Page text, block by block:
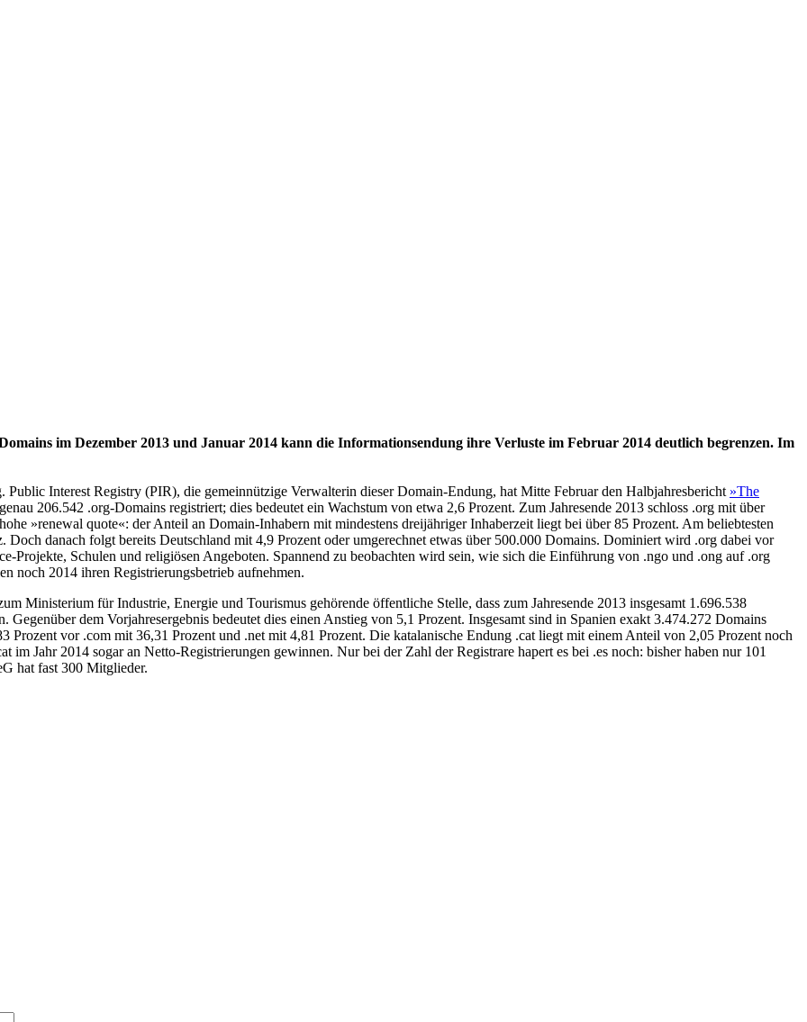
im Dezember 2013 und Januar 2014 kann die Informationsendung ihre Verluste im Februar 2014 deutlich begrenzen. Im
Public Interest Registry (PIR), die gemeinnützige Verwalterin dieser Domain-Endung, hat Mitte Februar den Halbjahresbericht »The
206.542 .org-Domains registriert; dies bedeutet ein Wachstum von etwa 2,6 Prozent. Zum Jahresende 2013 schloss .org mit über
»renewal quote«: der Anteil an Domain-Inhabern mit mindestens dreijähriger Inhaberzeit liegt bei über 85 Prozent. Am beliebtesten
danach folgt bereits Deutschland mit 4,9 Prozent oder umgerechnet etwas über 500.000 Domains. Dominiert wird .org dabei vor
Projekte, Schulen und religiösen Angeboten. Spannend zu beobachten wird sein, wie sich die Einführung von .ngo und .ong auf .org
noch 2014 ihren Registrierungsbetrieb aufnehmen.
Ministerium für Industrie, Energie und Tourismus gehörende öffentliche Stelle, dass zum Jahresende 2013 insgesamt 1.696.538
dem Vorjahresergebnis bedeutet dies einen Anstieg von 5,1 Prozent. Insgesamt sind in Spanien exakt 3.474.272 Domains
vor .com mit 36,31 Prozent und .net mit 4,81 Prozent. Die katalanische Endung .cat liegt mit einem Anteil von 2,05 Prozent noch
Jahr 2014 sogar an Netto-Registrierungen gewinnen. Nur bei der Zahl der Registrare hapert es bei .es noch: bisher haben nur 101
hat fast 300 Mitglieder.